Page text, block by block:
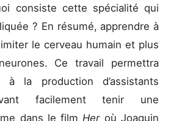
consiste cette spécialité qui
? En résumé, apprendre à
le cerveau humain et plus
Ce travail permettra
à la production d’assistants
facilement tenir une
dans le film Her où Joaquin